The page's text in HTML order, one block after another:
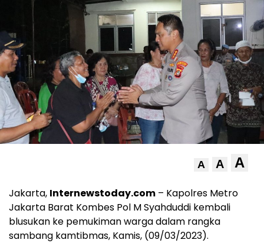
A A A
Jakarta, Internewstoday.com – Kapolres Metro
Jakarta Barat Kombes Pol M Syahduddi kembali
blusukan ke pemukiman warga dalam rangka
sambang kamtibmas, Kamis, (09/03/2023).